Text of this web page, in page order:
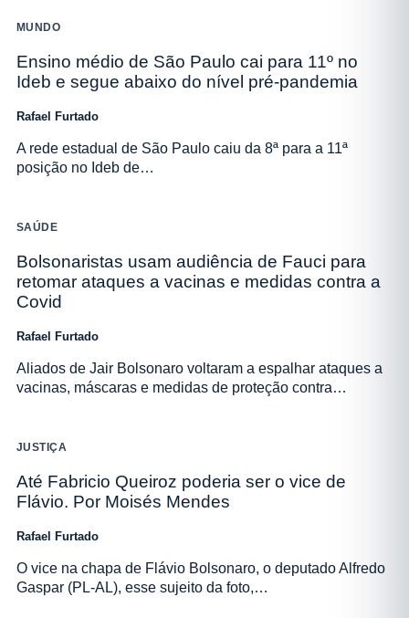
MUNDO
Ensino médio de São Paulo cai para 11º no
Ideb e segue abaixo do nível pré-pandemia
Rafael Furtado
A rede estadual de São Paulo caiu da 8ª para a 11ª
posição no Ideb de…
SAÚDE
Bolsonaristas usam audiência de Fauci para
retomar ataques a vacinas e medidas contra a
Covid
Rafael Furtado
Aliados de Jair Bolsonaro voltaram a espalhar ataques a
vacinas, máscaras e medidas de proteção contra…
JUSTIÇA
Até Fabricio Queiroz poderia ser o vice de
Flávio. Por Moisés Mendes
Rafael Furtado
O vice na chapa de Flávio Bolsonaro, o deputado Alfredo
Gaspar (PL-AL), esse sujeito da foto,…